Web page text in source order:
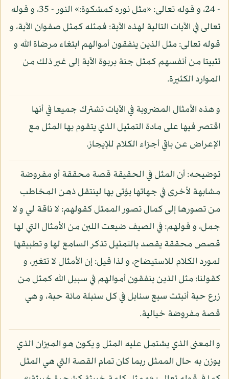
- 24، و قوله تعالى: «مثل نوره كمشكوة:» النور - 35، و قوله
تعالى في الآيات التالية لهذه الآية: فمثله كمثل صفوان الآية، و
قوله تعالى: مثل الذين ينفقون أموالهم ابتغاء مرضاة الله و
تثبيتا من أنفسهم كمثل جنة بربوة الآية إلى غير ذلك من
الموارد الكثيرة.
و هذه الأمثال المضروبة في الآيات تشترك جميعا في أنها
اقتصر فيها على مادة التمثيل الذي يتقوم بها المثل مع
الإعراض عن باقي أجزاء الكلام للإيجاز.
توضيحه: أن المثل في الحقيقة قصة محققة أو مفروضة
مشابهة لأخرى في جهاتها يؤتى بها لينتقل ذهن المخاطب
من تصورها إلى كمال تصور الممثل كقولهم: لا ناقة لي و لا
جمل، و قولهم: في الصيف ضيعت اللبن من الأمثال التي لها
قصص محققة يقصد بالتمثيل تذكر السامع لها و تطبيقها
لمورد الكلام للاستيضاح، و لذا قيل: إن الأمثال لا تتغير، و
كقولنا: مثل الذين ينفقون أموالهم في سبيل الله كمثل من
زرع حبة أنبتت سبع سنابل في كل سنبلة مائة حبة، و هي
قصة مفروضة خيالية.
و المعنى الذي يشتمل عليه المثل و يكون هو الميزان الذي
يوزن به حال الممثل ربما كان تمام القصة التي هي المثل